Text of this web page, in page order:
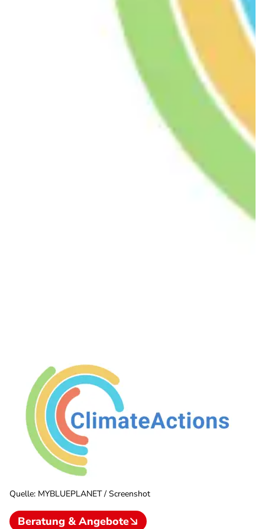
Quelle: MYBLUEPLANET / Screenshot
Beratung & Angebote